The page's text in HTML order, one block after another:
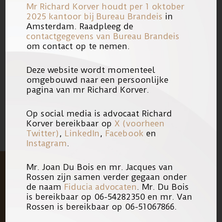
genomen en dat de veroordeling er
enkel was doordat de ondernemer
zich destijds gen advocaat kon
17/10/2008 Link
Mr Richard Korver houdt per 1 oktober
2025 kantoor bij Bureau Brandeis in
Amsterdam. Raadpleeg de
contactgegevens van Bureau Brandeis
om contact op te nemen.
Deze website wordt momenteel
omgebouwd naar een persoonlijke
pagina van mr Richard Korver.
Op social media is advocaat Richard
Korver bereikbaar op X (voorheen
Twitter) , LinkedIn , Facebook en
Instagram.
Mr. Joan Du Bois en mr. Jacques van
Rossen zijn samen verder gegaan onder
de naam Fiducia advocaten. Mr. Du Bois
is bereikbaar op 06-54282350 en mr. Van
Rossen is bereikbaar op 06-51067866.